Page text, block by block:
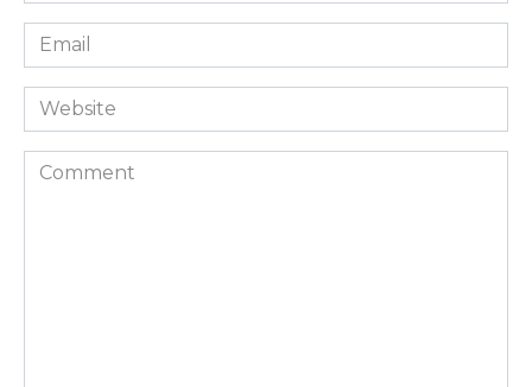
Email
*
Website
Comment